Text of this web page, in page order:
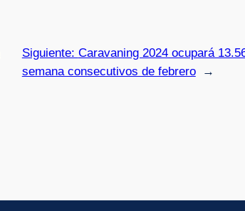
Siguiente: Caravaning 2024 ocupará
semana consecutivos de febrero
→